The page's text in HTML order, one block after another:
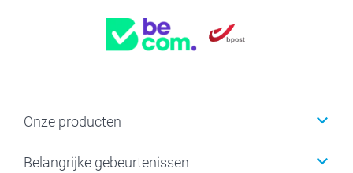
Onze producten
Fotogeschenken
Belangrijke gebeurtenissen